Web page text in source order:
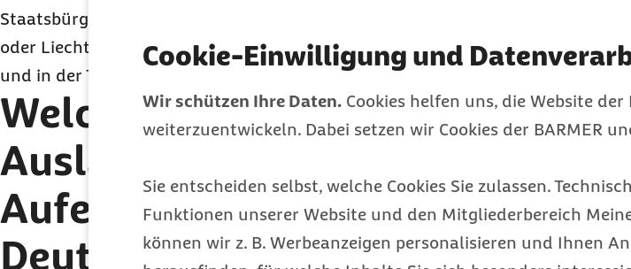
Cookie-Einwilligung und
Wir schützen Ihre Daten. Cookies helfen uns, die Website
weiterzuentwickeln. Dabei setzen wir Cookies der BARMER
Sie entscheiden selbst, welche Cookies Sie zulassen.
Funktionen unserer Website und den Mitgliederbereich
können wir z. B. Werbeanzeigen personalisieren und Ihnen
Staatsbürger in einigen Ländern der EU sowie für EU-Bürger in Kroatien
oder Liechtenstein. Sonderregelungen gibt es außerdem in der Schweiz
und in der Türkei.
Welche Fachkräfte aus dem
Ausland benötigen einen
Aufenthaltstitel in
Deutschland?